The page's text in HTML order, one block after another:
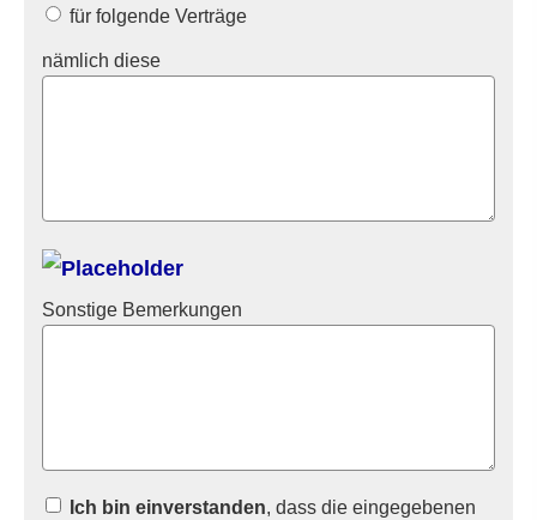
für folgende Verträge
nämlich diese
Sonstige Bemerkungen
Ich bin einverstanden, dass die eingegebenen